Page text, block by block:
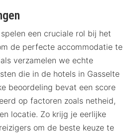
een cruciale rol bij het
de perfecte accommodatie te
verzamelen we echte
die in de hotels in Gasselte
beoordeling bevat een score
op factoren zoals netheid,
locatie. Zo krijg je eerlijke
om de beste keuze te